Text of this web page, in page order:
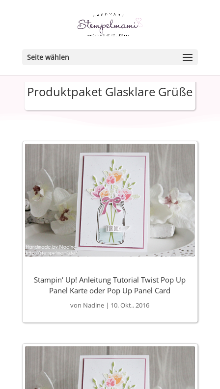
Seite wählen
Produktpaket Glasklare Grüße
Stampin‘ Up! Anleitung Tutorial Twist Pop Up
Panel Karte oder Pop Up Panel Card
von Nadine | 10. Okt.. 2016